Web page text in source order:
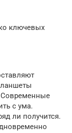
ключевых
Современные
с ума.
ли получится.